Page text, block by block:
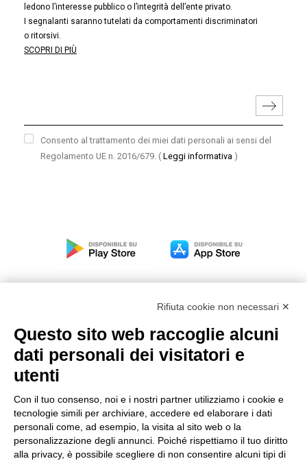
ledono l’interesse pubblico o l’integrità dell’ente privato.
I segnalanti saranno tutelati da comportamenti discriminatori
o ritorsivi.
SCOPRI DI PIÙ
Consento al trattamento dei miei dati personali ai sensi del
Regolamento UE n. 2016/679. ( Leggi informativa )
Modello organizzativo, gestione e controllo – D. lgs.
231/2001
Condizioni generali di vendita DKC Power Solutions
Condizioni generali di acquisto
Codice etico
Rifiuta cookie non necessari ✕
Questo sito web raccoglie alcuni
dati personali dei visitatori e
utenti
Con il tuo consenso, noi e i nostri partner utilizziamo i cookie e
tecnologie simili per archiviare, accedere ed elaborare i dati
personali come, ad esempio, la visita al sito web o la
personalizzazione degli annunci. Poiché rispettiamo il tuo diritto
alla privacy, è possibile scegliere di non consentire alcuni tipi di